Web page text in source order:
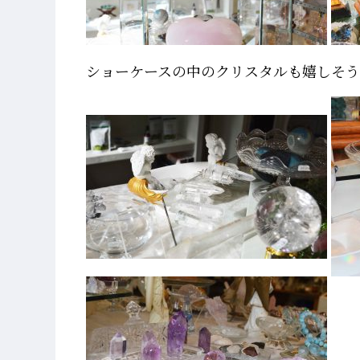
ショーケースの中のクリスタルも嬉しそ